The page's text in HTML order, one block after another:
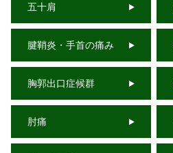
五十肩
腱鞘炎・手首の痛み
胸郭出口症候群
肘痛